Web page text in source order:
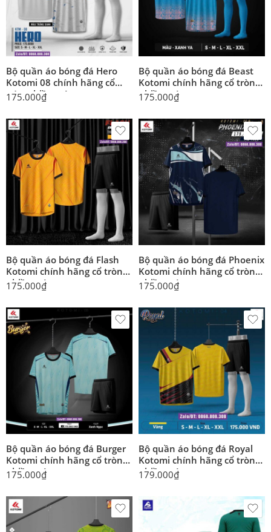
Bộ quần áo bóng đá Hero
Kotomi 08 chính hãng cổ
tròn nhiều màu
175.000₫
Bộ quần áo bóng đá Beast
Kotomi chính hãng cổ tròn
nhiều màu
175.000₫
Bộ quần áo bóng đá Flash
Kotomi chính hãng cổ tròn
nhiều màu
175.000₫
Bộ quần áo bóng đá Phoenix
Kotomi chính hãng cổ tròn
nhiều màu
175.000₫
Bộ quần áo bóng đá Burger
Kotomi chính hãng cổ tròn
nhiều màu
175.000₫
Bộ quần áo bóng đá Royal
Kotomi chính hãng cổ tròn
nhiều màu
179.000₫